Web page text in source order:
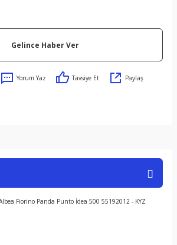
Gelince Haber Ver
Yorum Yaz Tavsiye Et Paylaş
Fiorino Panda Punto İdea 500 55192012 - KYZ